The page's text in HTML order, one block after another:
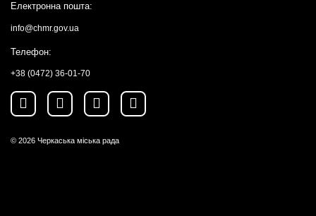
Електронна пошта:
info@chmr.gov.ua
Телефон:
+38 (0472) 36-01-70
© 2026 Черкаська міська рада